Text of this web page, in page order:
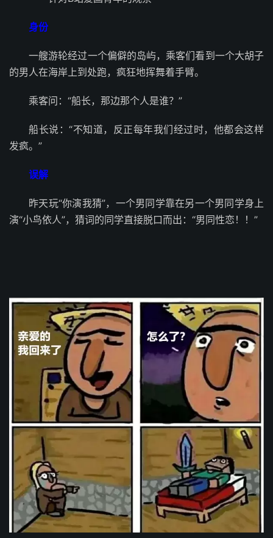
身份
一艘游轮经过一个偏僻的岛屿，乘客们看到一个大胡子
的男人在海岸上到处跑，疯狂地挥舞着手臂。
乘客问：“船长，那边那个人是谁？”
船长说：“不知道，反正每年我们经过时，他都会这样
发疯。”
误解
昨天玩“你演我猜”，一个男同学靠在另一个男同学身上
演“小鸟依人”，猜词的同学直接脱口而出：“男同性恋！！”